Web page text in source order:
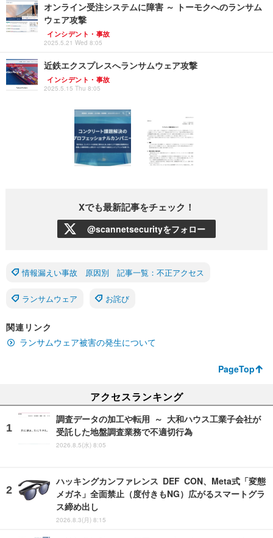
オンライン受注システムに障害 ～ トーモクへのランサム
ウェア攻撃
インシデント・事故
2025.5.21 Wed 8:05
近鉄エクスプレスへランサムウェア攻撃
インシデント・事故
2025.5.15 Thu 8:05
Xでも最新記事をチェック！
@scannetsecurityをフォロー
情報漏えい事故 原因別 記事一覧：不正アクセス
ランサムウェア お詫び
関連リンク
ランサムウェア被害の発生について
PageTop
アクセスランキング
調査データの加工や転用 ～ 大和ハウス工業子会社が
受託した地盤調査業務で不適切行為
2026.8.5(水) 8:05
ハッキングカンファレンス DEF CON、Meta式「変態
メガネ」全面禁止（度付きもNG）広がるスマートグラ
ス締め出し
2026.8.3(月) 8:15